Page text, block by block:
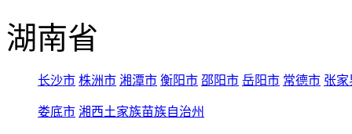
湖南省
长沙市 株洲市 湘潭市 衡阳市 邵阳市 岳阳市 常德市 张家
娄底市 湘西土家族苗族自治州